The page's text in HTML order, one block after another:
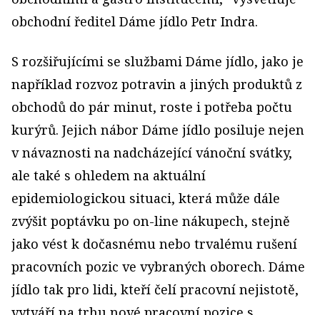
obchodní ředitel Dáme jídlo Petr Indra.
S rozšiřujícími se službami Dáme jídlo, jako je
například rozvoz potravin a jiných produktů z
obchodů do pár minut, roste i potřeba počtu
kurýrů. Jejich nábor Dáme jídlo posiluje nejen
v návaznosti na nadcházející vánoční svátky,
ale také s ohledem na aktuální
epidemiologickou situaci, která může dále
zvýšit poptávku po on-line nákupech, stejně
jako vést k dočasnému nebo trvalému rušení
pracovních pozic ve vybraných oborech. Dáme
jídlo tak pro lidi, kteří čelí pracovní nejistotě,